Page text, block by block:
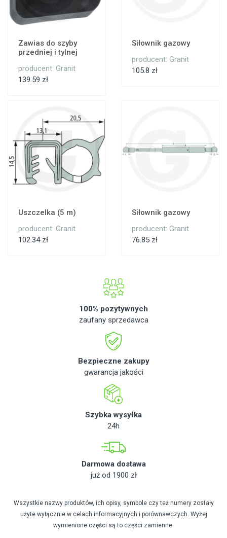
Zawias do szyby
przedniej i tylnej
producent: Granit
139.59 zł
Siłownik gazowy
producent: Granit
105.8 zł
Uszczelka (5 m)
producent: Granit
102.34 zł
Siłownik gazowy
producent: Granit
76.85 zł
100% pozytywnych
zaufany sprzedawca
Bezpieczne zakupy
gwarancja jakości
Szybka wysyłka
24h
Darmowa dostawa
już od 1900 zł
Wszystkie nazwy produktów, ich opisy, symbole czy też numery zostały
użyte wyłącznie w celach informacyjnych i porównawczych. Wyżej
wymienione części są to części zamienne.